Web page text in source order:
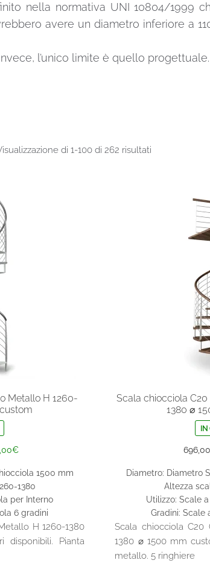
nella normativa UNI 10804/1999
avere un diametro inferiore a
l’unico limite è quello progettuale.
di 1-100 di 262 risultati
Metallo H 1260-
€Il
attuale
è:
696,00€.
1500 mm
1380
per Interno
6 gradini
H 1260-1380
Pianta
Scala chiocciola
1380 ⌀
IN
696,00
Diametro: Diametro
Altezza
Utilizzo: Scale
Gradini: Scale
Scala chiocciola
1380 ⌀ 1500 mm
metallo. 5 ringhiere